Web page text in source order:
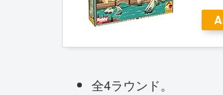
全4ラウンド。